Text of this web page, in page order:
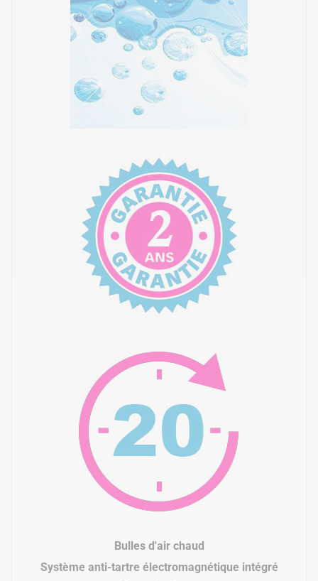
Bulles d'air chaud
Système anti-tartre électromagnétique intégré